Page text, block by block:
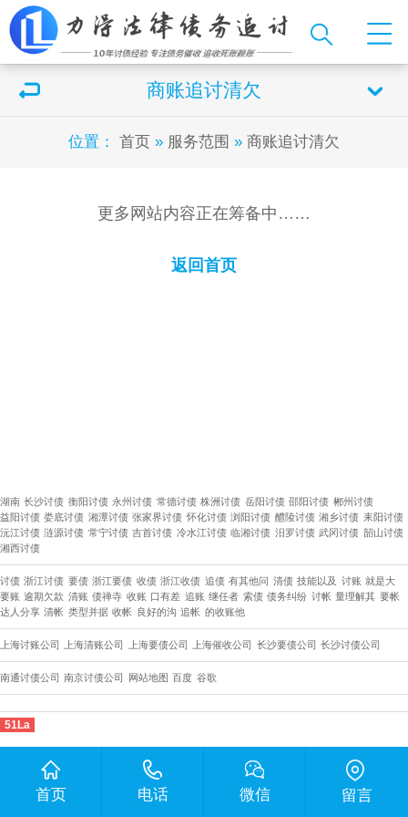
商账追讨清欠
位置： 首页 » 服务范围 » 商账追讨清欠
更多网站内容正在筹备中……
返回首页
湖南 长沙讨债 衡阳讨债 永州讨债 常德讨债 株洲讨债 岳阳讨债 邵阳讨债 郴州讨债
益阳讨债 娄底讨债 湘潭讨债 张家界讨债 怀化讨债 浏阳讨债 醴陵讨债 湘乡讨债 耒阳讨债
沅江讨债 涟源讨债 常宁讨债 吉首讨债 冷水江讨债 临湘讨债 汨罗讨债 武冈讨债 韶山讨债
湘西讨债
讨债 浙江讨债 要债 浙江要债 收债 浙江收债 追债 有其他问 清债 技能以及 讨账 就是大
要账 逾期欠款 清账 债禅寺 收账 口有差 追账 继任者 索债 债务纠纷 讨帐 量理解其 要帐
达人分享 清帐 类型并据 收帐 良好的沟 追帐 的收账他
上海讨账公司 上海清账公司 上海要债公司 上海催收公司 长沙要债公司 ​长沙讨债公司
首页 电话 微信 留言
南通讨债公司 南京讨债公司 网站地图 百度 谷歌
51La